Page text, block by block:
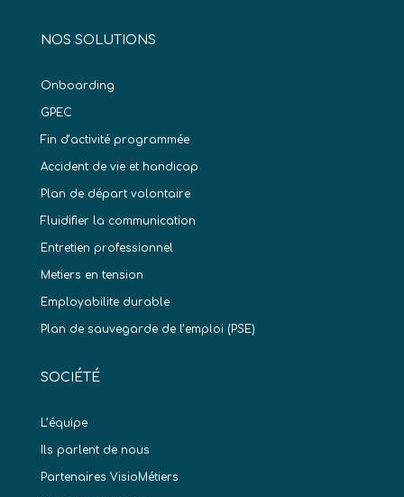
NOS SOLUTIONS
Onboarding
GPEC
Fin d’activité programmée
Accident de vie et handicap
Plan de départ volontaire
Fluidifier la communication
Entretien professionnel
Metiers en tension
Employabilite durable
Plan de sauvegarde de l’emploi (PSE)
SOCIÉTÉ
L’équipe
Ils parlent de nous
Partenaires VisioMétiers